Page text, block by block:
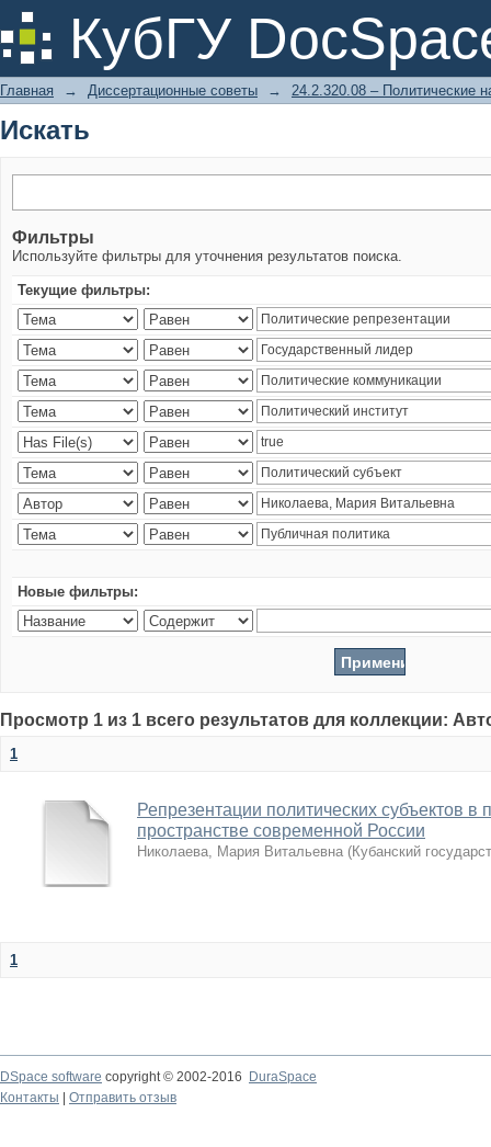
КубГУ
Искать
Главная → Диссертационные советы → 24.2.320.08 – Политические
Искать
Фильтры
Используйте фильтры для уточнения результатов поиска.
Текущие фильтры:
Новые фильтры:
Просмотр 1 из 1 всего результатов для коллекции:
1
Репрезентации политических субъектов в
пространстве современной России
Николаева, Мария Витальевна (Кубанский
1
DSpace software copyright © 2002-2016
DuraSpace
Контакты
Отправить отзыв